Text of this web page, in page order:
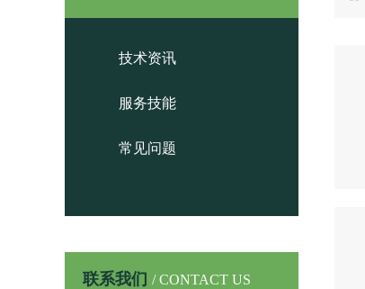
技术资讯
服务技能
常见问题
联系我们 / CONTACT US